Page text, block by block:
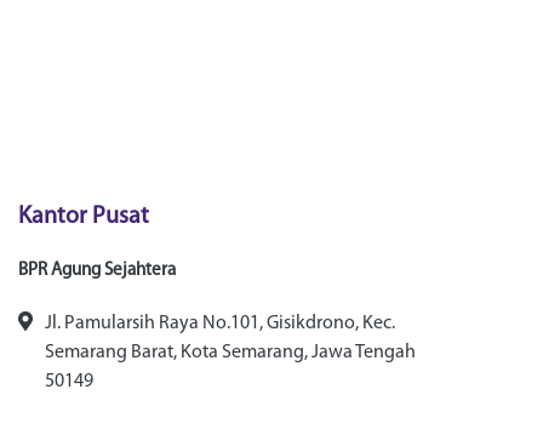
Kantor Pusat
BPR Agung Sejahtera
Jl. Pamularsih Raya No.101, Gisikdrono, Kec.
Semarang Barat, Kota Semarang, Jawa Tengah
50149